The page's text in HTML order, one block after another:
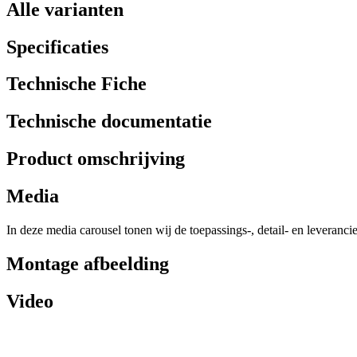
Alle varianten
Specificaties
Technische Fiche
Technische documentatie
Product omschrijving
Media
In deze media carousel tonen wij de toepassings-, detail- en
Montage afbeelding
Video